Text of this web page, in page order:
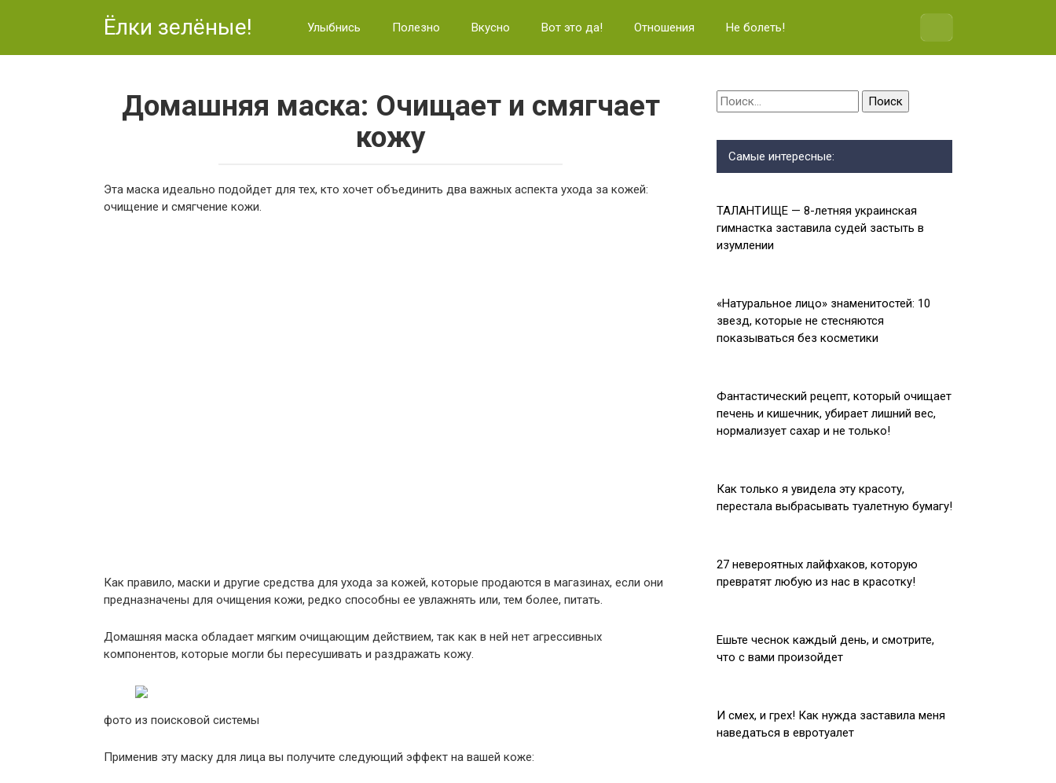
Ёлки зелёные! Улыбнись Полезно Вкусно Вот это да! Отношения Не болеть!
Домашняя маска: Очищает и смягчает
кожу
Эта маска идеально подойдет для тех, кто хочет объединить два важных аспекта ухода за кожей:
очищение и смягчение кожи.
Как правило, маски и другие средства для ухода за кожей, которые продаются в магазинах, если они
предназначены для очищения кожи, редко способны ее увлажнять или, тем более, питать.
Домашняя маска обладает мягким очищающим действием, так как в ней нет агрессивных
компонентов, которые могли бы пересушивать и раздражать кожу.
фото из поисковой системы
Применив эту маску для лица вы получите следующий эффект на вашей коже:
Найти:
Самые интересные:
ТАЛАНТИЩЕ — 8-летняя украинская
гимнастка заставила судей застыть в
изумлении
«Натуральное лицо» знаменитостей: 10
звезд, которые не стесняются
показываться без косметики
Фантастический рецепт, который очищает
печень и кишечник, убирает лишний вес,
нормализует сахар и не только!
Как только я увидела эту красоту,
перестала выбрасывать туалетную бумагу!
27 невероятных лайфхаков, которую
превратят любую из нас в красотку!
Ешьте чеснок каждый день, и смотрите,
что с вами произойдет
И смех, и грех! Как нужда заставила меня
наведаться в евротуалет